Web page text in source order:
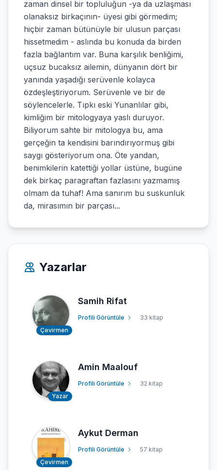
zaman dinsel bir topluluğun -ya da uzlaşması
olanaksız birkaçının- üyesi gibi görmedim;
hiçbir zaman bütünüyle bir ulusun parçası
hissetmedim - aslında bu konuda da birden
fazla bağlantım var. Buna karşılık benliğimi,
uçsuz bucaksız ailemin, dünyanın dört bir
yanında yaşadığı serüvenle kolayca
özdeşleştiriyorum. Serüvenle ve bir de
söylencelerle. Tıpkı eski Yunanlılar gibi,
kimliğim bir mitologyaya yaslı duruyor.
Biliyorum sahte bir mitologya bu, ama
gerçeğin ta kendisini barındırıyormuş gibi
saygı gösteriyorum ona. Öte yandan,
benimkilerin katettiği yollar üstüne, bugüne
dek birkaç paragraftan fazlasını yazmamış
olmam da tuhaf! Ama sanırım bu suskunluk
da, mirasımın bir parçası...
Yazarlar
Çevirmen
Samih Rifat
Profili Görüntüle 33 kitap
Yazar
Amin Maalouf
Profili Görüntüle 32 kitap
Çevirmen
Aykut Derman
Profili Görüntüle 57 kitap